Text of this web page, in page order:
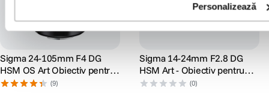
Personalizează
Sigma 24-105mm F4 DG
HSM OS Art Obiectiv pentru
Nikon FX
(9)
Sigma 14-24mm F2.8 DG
HSM Art - Obiectiv pentru
Nikon FX
(0)